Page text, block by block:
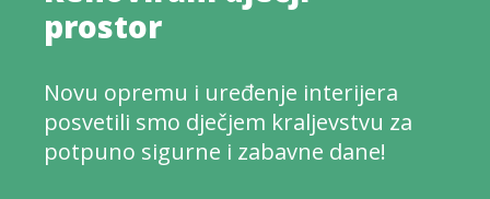
prostor
Novu opremu i uređenje interijera
posvetili smo dječjem kraljevstvu za
potpuno sigurne i zabavne dane!